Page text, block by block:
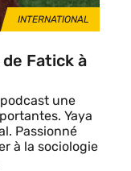
THÈMES
INTERNATIONAL
Fatick à
une
Yaya
Passionné
à la sociologie